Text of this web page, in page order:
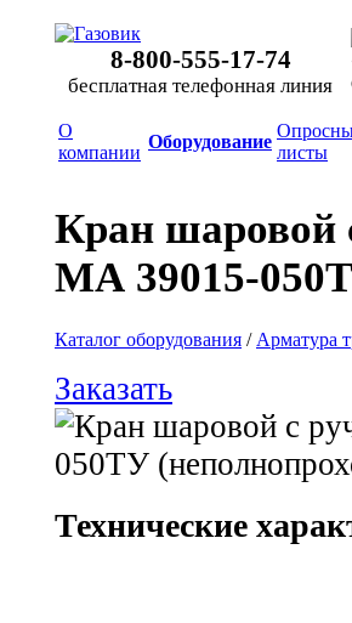
8-800-555-17-74
бесплатная телефонная линия
О
компании
Оборудование
листы
Кран шаровой
МА 39015-
Каталог оборудования / Арматура
Заказать
Технические